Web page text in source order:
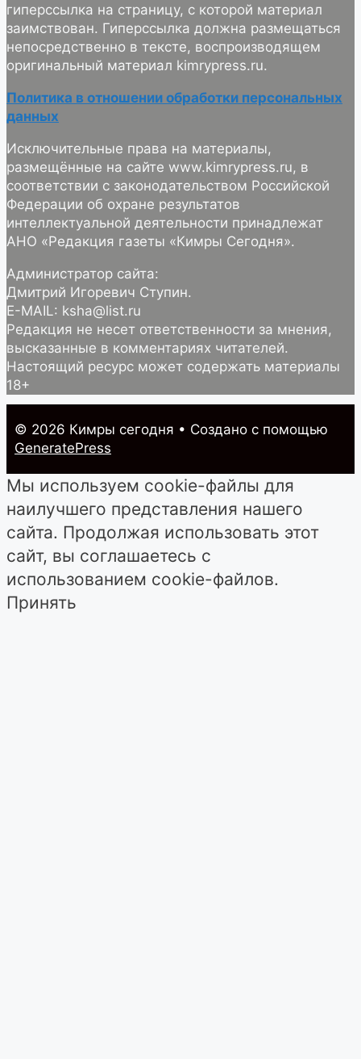
гиперссылка на страницу, с которой материал
заимствован. Гиперссылка должна размещаться
непосредственно в тексте, воспроизводящем
оригинальный материал kimrypress.ru.
Политика в отношении обработки персональных
данных
Исключительные права на материалы,
размещённые на сайте www.kimrypress.ru, в
соответствии с законодательством Российской
Федерации об охране результатов
интеллектуальной деятельности принадлежат
АНО «Редакция газеты «Кимры Сегодня».
Администратор сайта:
Дмитрий Игоревич Ступин.
E-MAIL: ksha@list.ru
Редакция не несет ответственности за мнения,
высказанные в комментариях читателей.
Настоящий ресурс может содержать материалы
18+
© 2026 Кимры cегодня • Создано с помощью
GeneratePress
Мы используем cookie-файлы для
наилучшего представления нашего
сайта. Продолжая использовать этот
сайт, вы соглашаетесь с
использованием cookie-файлов.
Принять